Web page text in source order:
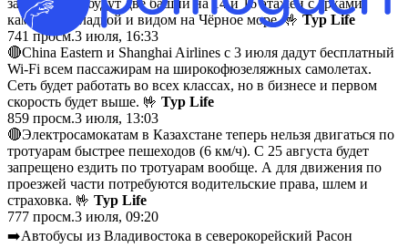
каменной кладкой и видом на Чёрное море. 🤟 Тур Life
741 просм.3 июля, 16:33
🔴China Eastern и Shanghai Airlines с 3 июля дадут бесплатный
Wi-Fi всем пассажирам на широкофюзеляжных самолетах.
Сеть будет работать во всех классах, но в бизнесе и первом
скорость будет выше. 🤟 Тур Life
859 просм.3 июля, 13:03
🔴Электросамокатам в Казахстане теперь нельзя двигаться по
тротуарам быстрее пешеходов (6 км/ч). С 25 августа будет
запрещено ездить по тротуарам вообще. А для движения по
проезжей части потребуются водительские права, шлем и
страховка. 🤟 Тур Life
777 просм.3 июля, 09:20
➡️Автобусы из Владивостока в северокорейский Расон